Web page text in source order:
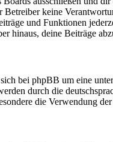
keine
und Funktionen
hinaus, deine Beiträge
bei phpBB um eine
durch die
die Verwendung